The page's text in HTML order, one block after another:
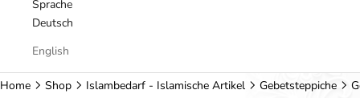
Sprache
Deutsch
English
Home Shop Islambedarf - Islamische Artikel Gebetsteppiche